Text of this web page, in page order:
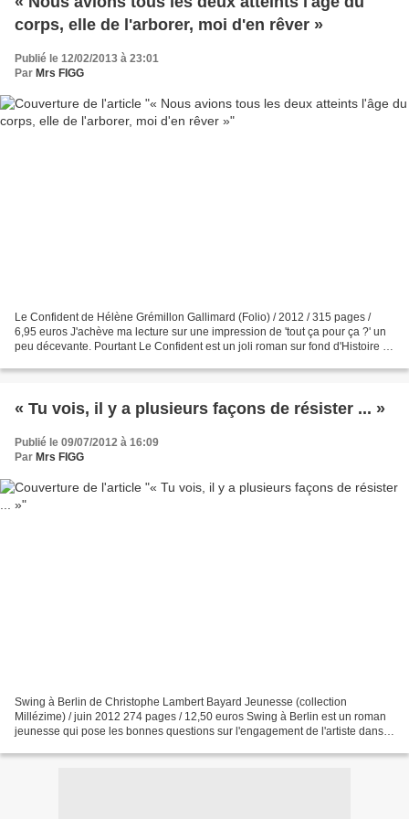
corps, elle de l'arborer, moi d'en rêver »
Publié le 12/02/2013 à 23:01
Par Mrs FIGG
Le Confident de Hélène Grémillon Gallimard (Folio) / 2012 / 315 pages /
6,95 euros J'achève ma lecture sur une impression de 'tout ça pour ça ?' un
peu décevante. Pourtant Le Confident est un joli roman sur fond d'Histoire et
« Tu vois, il y a plusieurs façons de résister ... »
Publié le 09/07/2012 à 16:09
Par Mrs FIGG
Swing à Berlin de Christophe Lambert Bayard Jeunesse (collection
Millézime) / juin 2012 274 pages / 12,50 euros Swing à Berlin est un roman
jeunesse qui pose les bonnes questions sur l'engagement de l'artiste dans